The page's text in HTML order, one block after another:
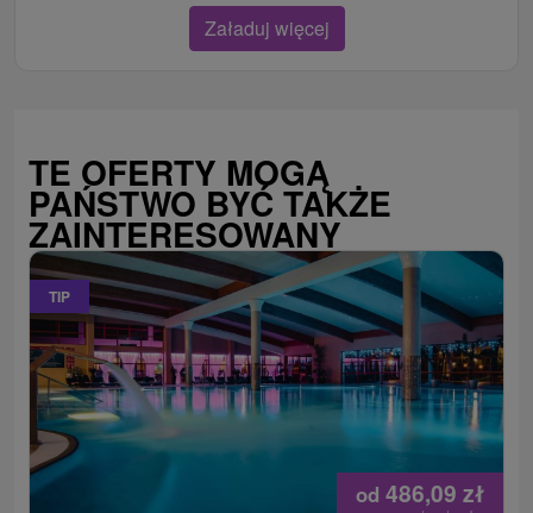
Załaduj więcej
TE OFERTY MOGĄ
PAŃSTWO BYĆ TAKŻE
ZAINTERESOWANY
TIP
od 486,09 zł